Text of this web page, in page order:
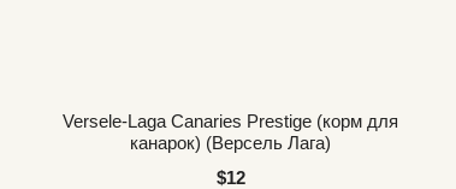
Versele-Laga Canaries Prestige (корм для
канарок) (Версель Лага)
$12